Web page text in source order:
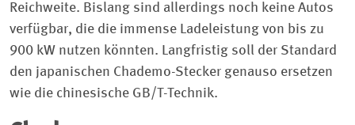
Reichweite. Bislang sind allerdings noch keine Autos
verfügbar, die die immense Ladeleistung von bis zu
900 kW nutzen könnten. Langfristig soll der Standard
den japanischen Chademo-Stecker genauso ersetzen
wie die chinesische GB/T-Technik.